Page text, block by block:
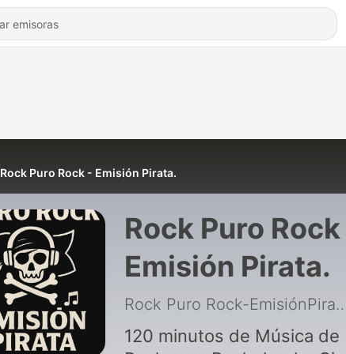
Rock Puro Rock - Emisión Pirata.
Rock Puro
Emisión Pirata.
Rock Puro
120 minutos de Música de